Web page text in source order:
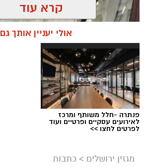
ניסים ניצ'קו . קרדיט צילום - פרטי
תגים: בנק ירושלים
קרא עוד
אולי יעניין אותך גם
פנתרה -חלל משותף ומרכז
לאירועים עסקיים ופרטיים ועוד
לפרטים לחצו >>
מגזין ירושלים > כתבות